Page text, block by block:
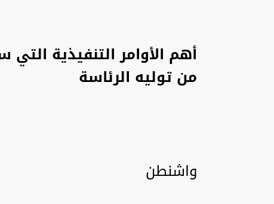
أهم الأوامر التنفيذية
من توليه الرئاسة
واشنطن